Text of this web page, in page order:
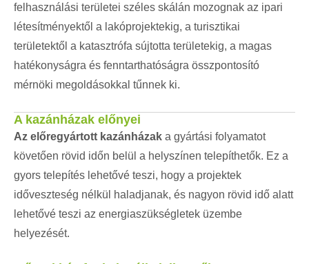
felhasználási területei széles skálán mozognak az ipari
létesítményektől a lakóprojektekig, a turisztikai
területektől a katasztrófa sújtotta területekig, a magas
hatékonyságra és fenntarthatóságra összpontosító
mérnöki megoldásokkal tűnnek ki.
A kazánházak előnyei
Az előregyártott kazánházak a gyártási folyamatot
követően rövid időn belül a helyszínen telepíthetők. Ez a
gyors telepítés lehetővé teszi, hogy a projektek
időveszteség nélkül haladjanak, és nagyon rövid idő alatt
lehetővé teszi az energiaszükségletek üzembe
helyezését.